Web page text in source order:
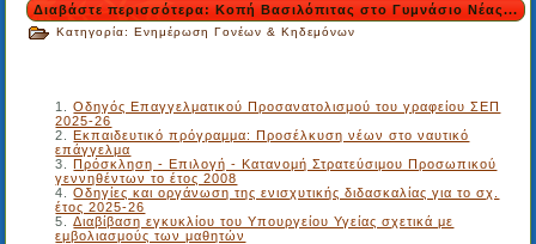
Διαβάστε περισσότερα: Κοπή Βασιλόπιτας στο Γυμνάσιο Νέας...
Κατηγορία:Ενημέρωση Γονέων & Κηδεμόνων
Οδηγός Επαγγελματικού Προσανατολισμού του γραφείου ΣΕΠ
2025-26
Εκπαιδευτικό πρόγραμμα: Προσέλκυση νέων στο ναυτικό
επάγγελμα
Πρόσκληση - Επιλογή - Κατανομή Στρατεύσιμου Προσωπικού
γεννηθέντων το έτος 2008
Οδηγίες και οργάνωση της ενισχυτικής διδασκαλίας για το σχ.
έτος 2025-26
Διαβίβαση εγκυκλίου του Υπουργείου Υγείας σχετικά με
εμβολιασμούς των μαθητών